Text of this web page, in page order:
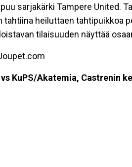
sarjakärki Tampere United.
tahtiina heiluttaen tahtipuikkoa
tilaisuuden näyttää
vs KuPS/Akatemia, Castrenin